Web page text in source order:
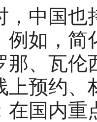
中国也
例如，简
那、瓦伦
上预约
在国内重